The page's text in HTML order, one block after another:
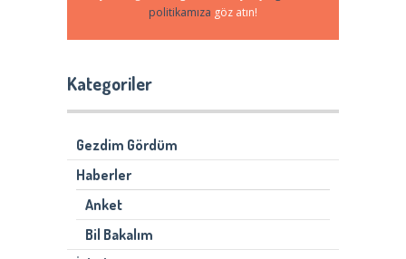
politikamıza göz atın!
Kategoriler
Gezdim Gördüm
Haberler
Anket
Bil Bakalım